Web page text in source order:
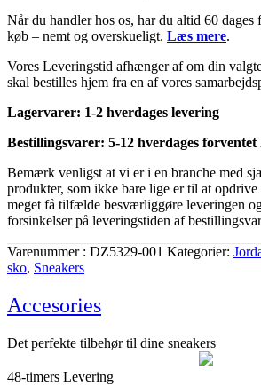
Når du handler hos os, har du altid 60
køb – nemt og overskueligt. Læs mere.
Vores Leveringstid afhænger af om din
skal bestilles hjem fra en af vores
Lagervarer: 1-2 hverdages levering
Bestillingsvarer: 5-12 hverdages forventet
Bemærk venligst at vi er i en branche med
produkter, som ikke bare lige er til at opdrive
meget få tilfælde besværliggøre leveringen
forsinkelser på leveringstiden af
Varenummer DZ5329-001 Kategorier
sko, Sneakers
Accesories
Det perfekte tilbehør til dine sneakers
48-timers Levering